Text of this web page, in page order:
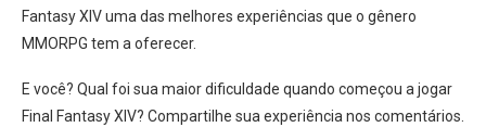
Fantasy XIV uma das melhores experiências que o gênero
MMORPG tem a oferecer.
E você? Qual foi sua maior dificuldade quando começou a jogar
Final Fantasy XIV? Compartilhe sua experiência nos comentários.